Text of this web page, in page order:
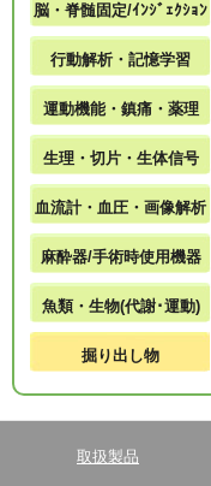
脳・脊髄固定/ｲﾝｼﾞｪｸｼｮﾝ
行動解析・記憶学習
運動機能・鎮痛・薬理
生理・切片・生体信号
血流計・血圧・画像解析
麻酔器/手術時使用機器
魚類・生物(代謝･運動)
掘り出し物
取扱製品